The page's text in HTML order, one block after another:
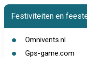
Festiviteiten en
Omnivents.nl
Gps-game.com